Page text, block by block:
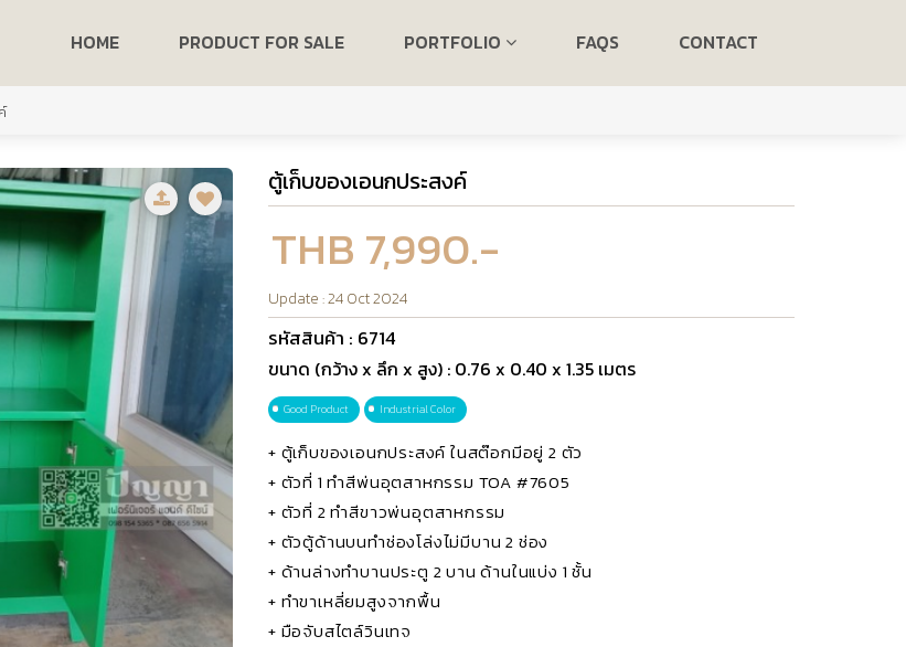
HOME PRODUCT FOR SALE PORTFOLIO FAQS CONTACT
ตู้เก็บของเอนกประสงค์
THB 7,990.-
Update : 24 Oct 2024
รหัสสินค้า : 6714
ขนาด (กว้าง x ลึก x สูง) : 0.76 x 0.40 x 1.35 เมตร
Good Product Industrial Color
+ ตู้เก็บของเอนกประสงค์ ในสต๊อกมีอยู่ 2 ตัว
+ ตัวที่ 1 ทำสีพ่นอุตสาหกรรม TOA #7605
+ ตัวที่ 2 ทำสีขาวพ่นอุตสาหกรรม
+ ตัวตู้ด้านบนทำช่องโล่งไม่มีบาน 2 ช่อง
+ ด้านล่างทำบานประตู 2 บาน ด้านในแบ่ง 1 ชั้น
+ ทำขาเหลี่ยมสูงจากพื้น
+ มือจับสไตล์วินเทจ